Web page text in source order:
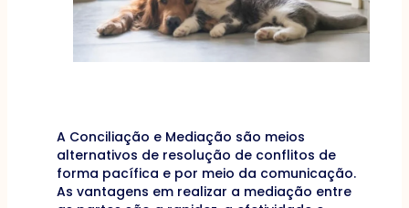
A Conciliação e Mediação são meios
alternativos de resolução de conflitos de
forma pacífica e por meio da comunicação.
As vantagens em realizar a mediação entre